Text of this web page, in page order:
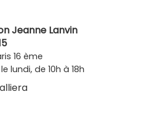
Jeanne Lanvin
16 ème
lundi, de 10h à 18h